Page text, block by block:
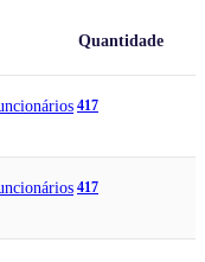
Quantidade
417
417